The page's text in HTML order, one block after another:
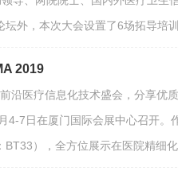
外，本次大会设置了6场拓导
2019
沿医疗信息化技术盛会，分享
4-7日在厦门国际会展中心召开
），全方位展示在医院精细